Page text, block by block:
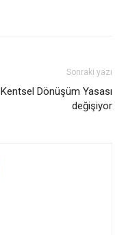
Sonraki yazı
Kentsel Dönüşüm Yasası
değişiyor